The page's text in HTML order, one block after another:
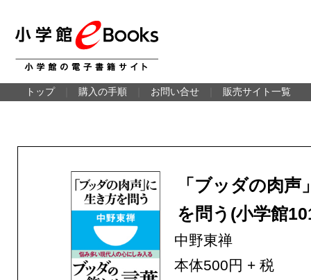
トップ 購入の手順 お問い合せ 販売サイト一覧
「ブッダの肉声
を問う(小学館
中野東禅
本体500円 + 税